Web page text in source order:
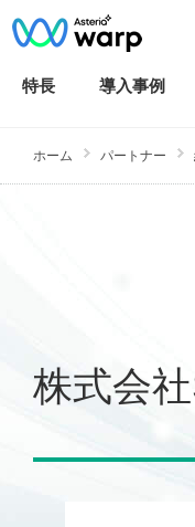
特長 導入事例
ホーム パートナー
株式会